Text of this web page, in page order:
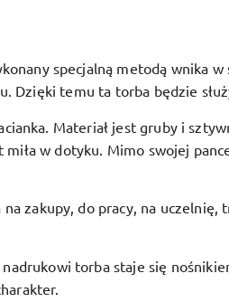
specjalną metodą wnika
temu ta torba będzie
Materiał jest gruby i
w dotyku. Mimo swojej
na zakupy, do pracy, na
nadrukowi torba staje się